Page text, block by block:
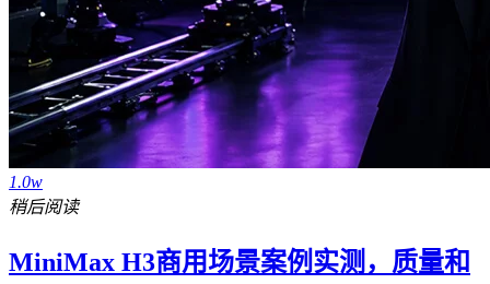
1.0w
稍后阅读
MiniMax H3商用场景案例实测，质量和